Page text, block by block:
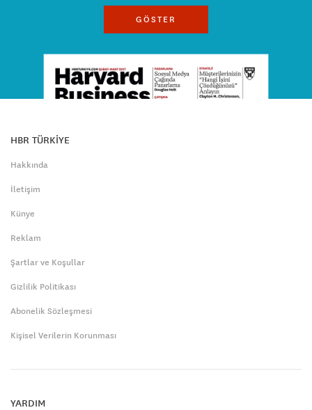
GÖSTER
HBR TÜRKİYE
Hakkında
İletişim
Künye
Reklam
Şartlar ve Koşullar
Gizlilik Politikası
Abonelik Sözleşmesi
Kişisel Verilerin Korunması
YARDIM